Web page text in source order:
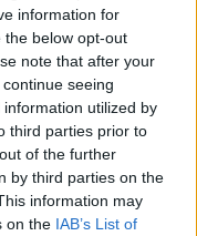
information for
the below opt-out
note that after your
seeing
utilized by
third parties prior to
of the further
by third parties on the
information may
on the IAB’s List of
járasd meg
energiáit, és
igénybe veheted a
is a váró mellett.
szorongással
a bevásárlásra!
de szeretnéd
egy kis időt az
több alkalommal,
alkalommal helyezd
rövid időre - majd